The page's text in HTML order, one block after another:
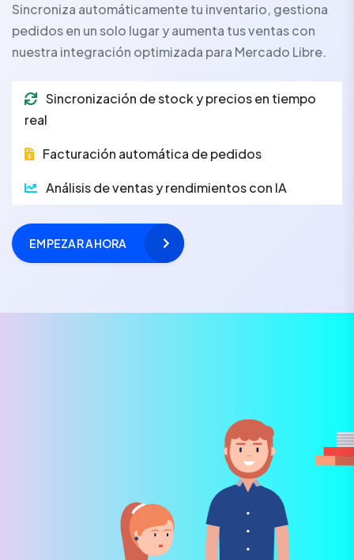
Sincroniza automáticamente tu inventario, gestiona
pedidos en un solo lugar y aumenta tus ventas con
nuestra integración optimizada para Mercado Libre.
Sincronización de stock y precios en tiempo
real
Facturación automática de pedidos
Análisis de ventas y rendimientos con IA
EMPEZAR AHORA